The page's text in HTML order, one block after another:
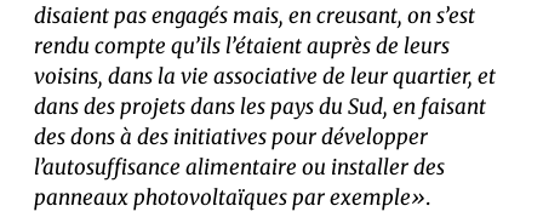
disaient pas engagés mais, en creusant, on s’est
rendu compte qu’ils l’étaient auprès de leurs
voisins, dans la vie associative de leur quartier, et
dans des projets dans les pays du Sud, en faisant
des dons à des initiatives pour développer
l’autosuffisance alimentaire ou installer des
panneaux photovoltaïques par exemple».